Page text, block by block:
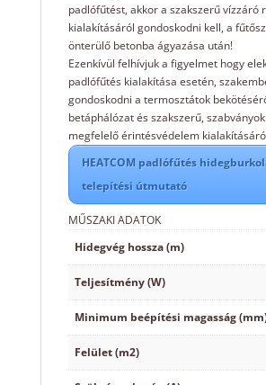
padlófűtést, akkor a szakszerű vízzáró
kialakításáról gondoskodni kell, a
önterülő betonba ágyazása után!
Ezenkívül felhívjuk a figyelmet hogy
padlófűtés kialakítása esetén,
gondoskodni a termosztátok
betáphálózat és szakszerű,
megfelelő érintésvédelem
HEATCOM padlófűtés
telepítési útmutató
MŰSZAKI ADATOK
Hidegvég hossza (m)
Teljesítmény (W)
Minimum beépítési magasság
Felület (m2)